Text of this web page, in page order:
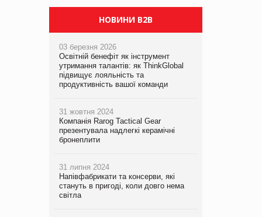
НОВИНИ B2B
03 березня 2026
Освітній бенефіт як інструмент
утримання талантів: як ThinkGlobal
підвищує лояльність та
продуктивність вашої команди
31 жовтня 2024
Компанія Rarog Tactical Gear
презентувала надлегкі керамічні
бронеплити
31 липня 2024
Напівфабрикати та консерви, які
стануть в пригоді, коли довго нема
світла